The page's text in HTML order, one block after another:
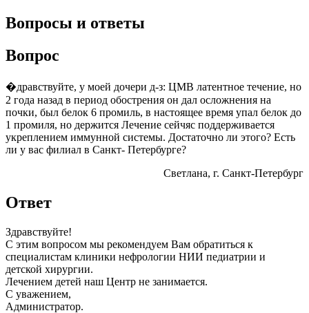
Вопросы и ответы
Вопрос
�дравствуйте, у моей дочери д-з: ЦМВ латентное течение, но
2 года назад в период обострения он дал осложнения на
почки, был белок 6 промиль, в настоящее время упал белок до
1 промиля, но держится Лечение сейчяс поддерживается
укреплением иммунной системы. Достаточно ли этого? Есть
ли у вас филиал в Санкт- Петербурге?
Светлана, г. Санкт-Петербург
Ответ
Здравствуйте!
С этим вопросом мы рекомендуем Вам обратиться к
специалистам клиники нефрологии НИИ педиатрии и
детской хирургии.
Лечением детей наш Центр не занимается.
С уважением,
Администратор.